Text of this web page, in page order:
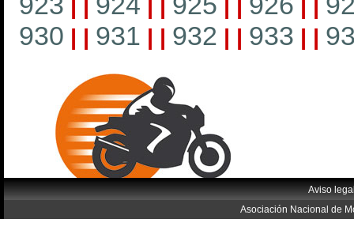
930 | | 931 | | 932 | | 933 | |
Aviso
Asociación Nacional de